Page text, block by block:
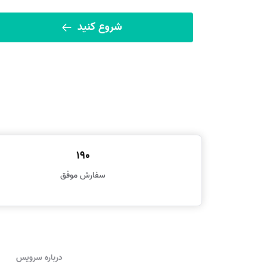
شروع کنید
190
سفارش موفق
درباره سرویس